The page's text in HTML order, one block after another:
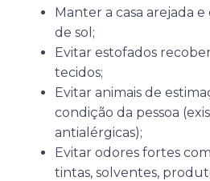
Manter a casa arejada
de sol;
Evitar estofados
tecidos;
Evitar animais de
condição da pessoa
antialérgicas);
Evitar odores fortes
tintas, solventes,